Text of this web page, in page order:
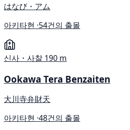
はなび・アム
아키타현 ·54건의 출몰
신사・사찰 190 m
Ookawa Tera Benzaiten
大川寺弁財天
아키타현 ·48건의 출몰